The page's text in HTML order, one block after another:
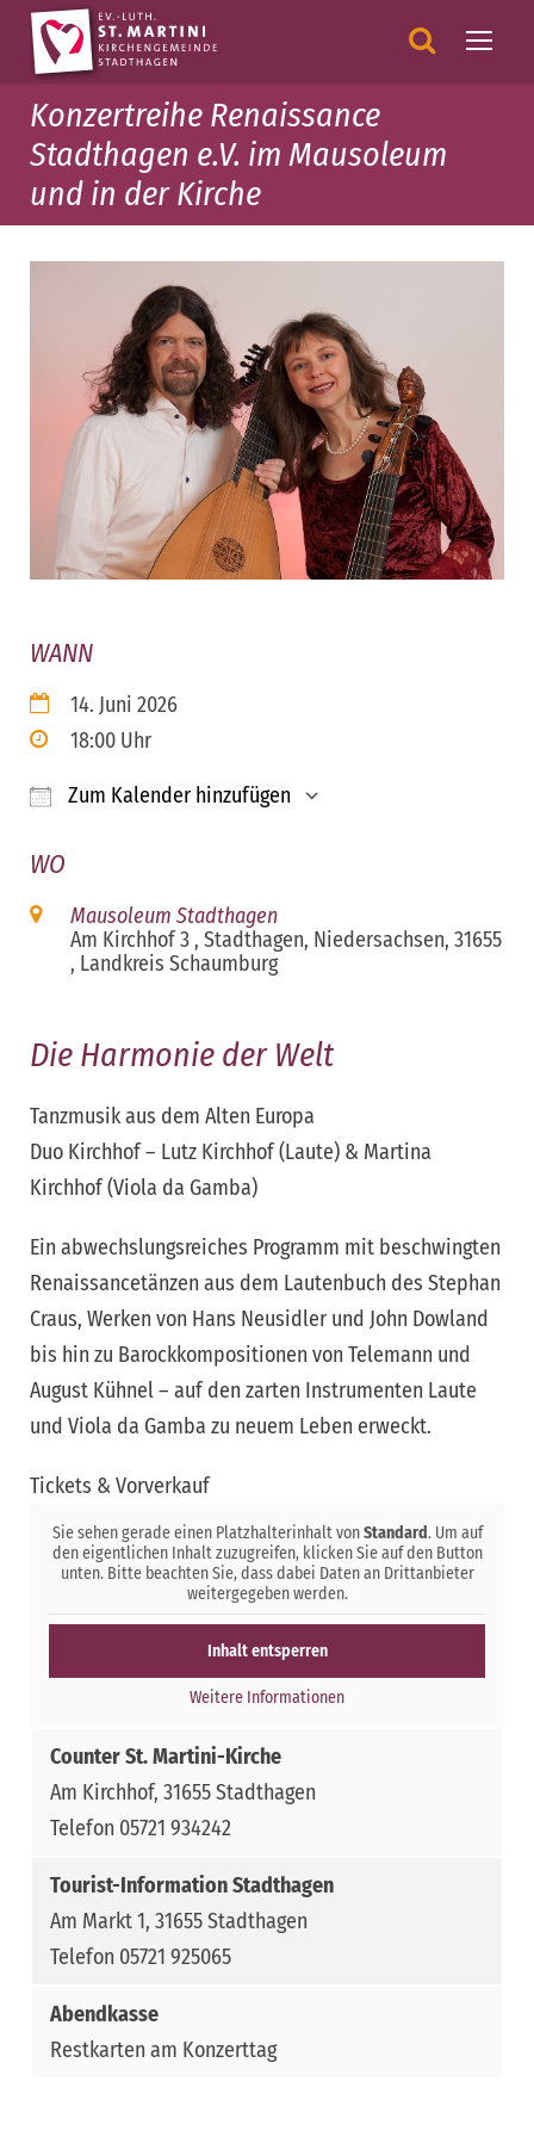
Konzertreihe Renaissance
Stadthagen e.V. im Mausoleum
und in der Kirche
WANN
14. Juni 2026
18:00 Uhr
Zum Kalender hinzufügen
WO
Mausoleum Stadthagen
Am Kirchhof 3 , Stadthagen, Niedersachsen, 31655
, Landkreis Schaumburg
Die Harmonie der Welt
Tanzmusik aus dem Alten Europa
Duo Kirchhof – Lutz Kirchhof (Laute) & Martina
Kirchhof (Viola da Gamba)
Ein abwechslungsreiches Programm mit beschwingten
Renaissancetänzen aus dem Lautenbuch des Stephan
Craus, Werken von Hans Neusidler und John Dowland
bis hin zu Barockkompositionen von Telemann und
August Kühnel – auf den zarten Instrumenten Laute
und Viola da Gamba zu neuem Leben erweckt.
Tickets & Vorverkauf
Sie sehen gerade einen Platzhalterinhalt vonStandard. Um auf
den eigentlichen Inhalt zuzugreifen, klicken Sie auf den Button
unten. Bitte beachten Sie, dass dabei Daten an Drittanbieter
weitergegeben werden.
Inhalt entsperren
Weitere Informationen
Counter St. Martini-Kirche
Am Kirchhof, 31655 Stadthagen
Telefon 05721 934242
Tourist-Information Stadthagen
Am Markt 1, 31655 Stadthagen
Telefon 05721 925065
Abendkasse
Restkarten am Konzerttag